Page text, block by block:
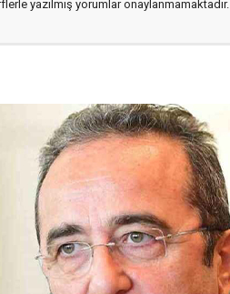
yazılmış yorumlar onaylanmamaktadır.